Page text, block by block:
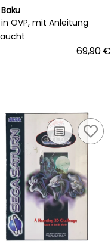
OVP, mit Anleitung
69,90 €